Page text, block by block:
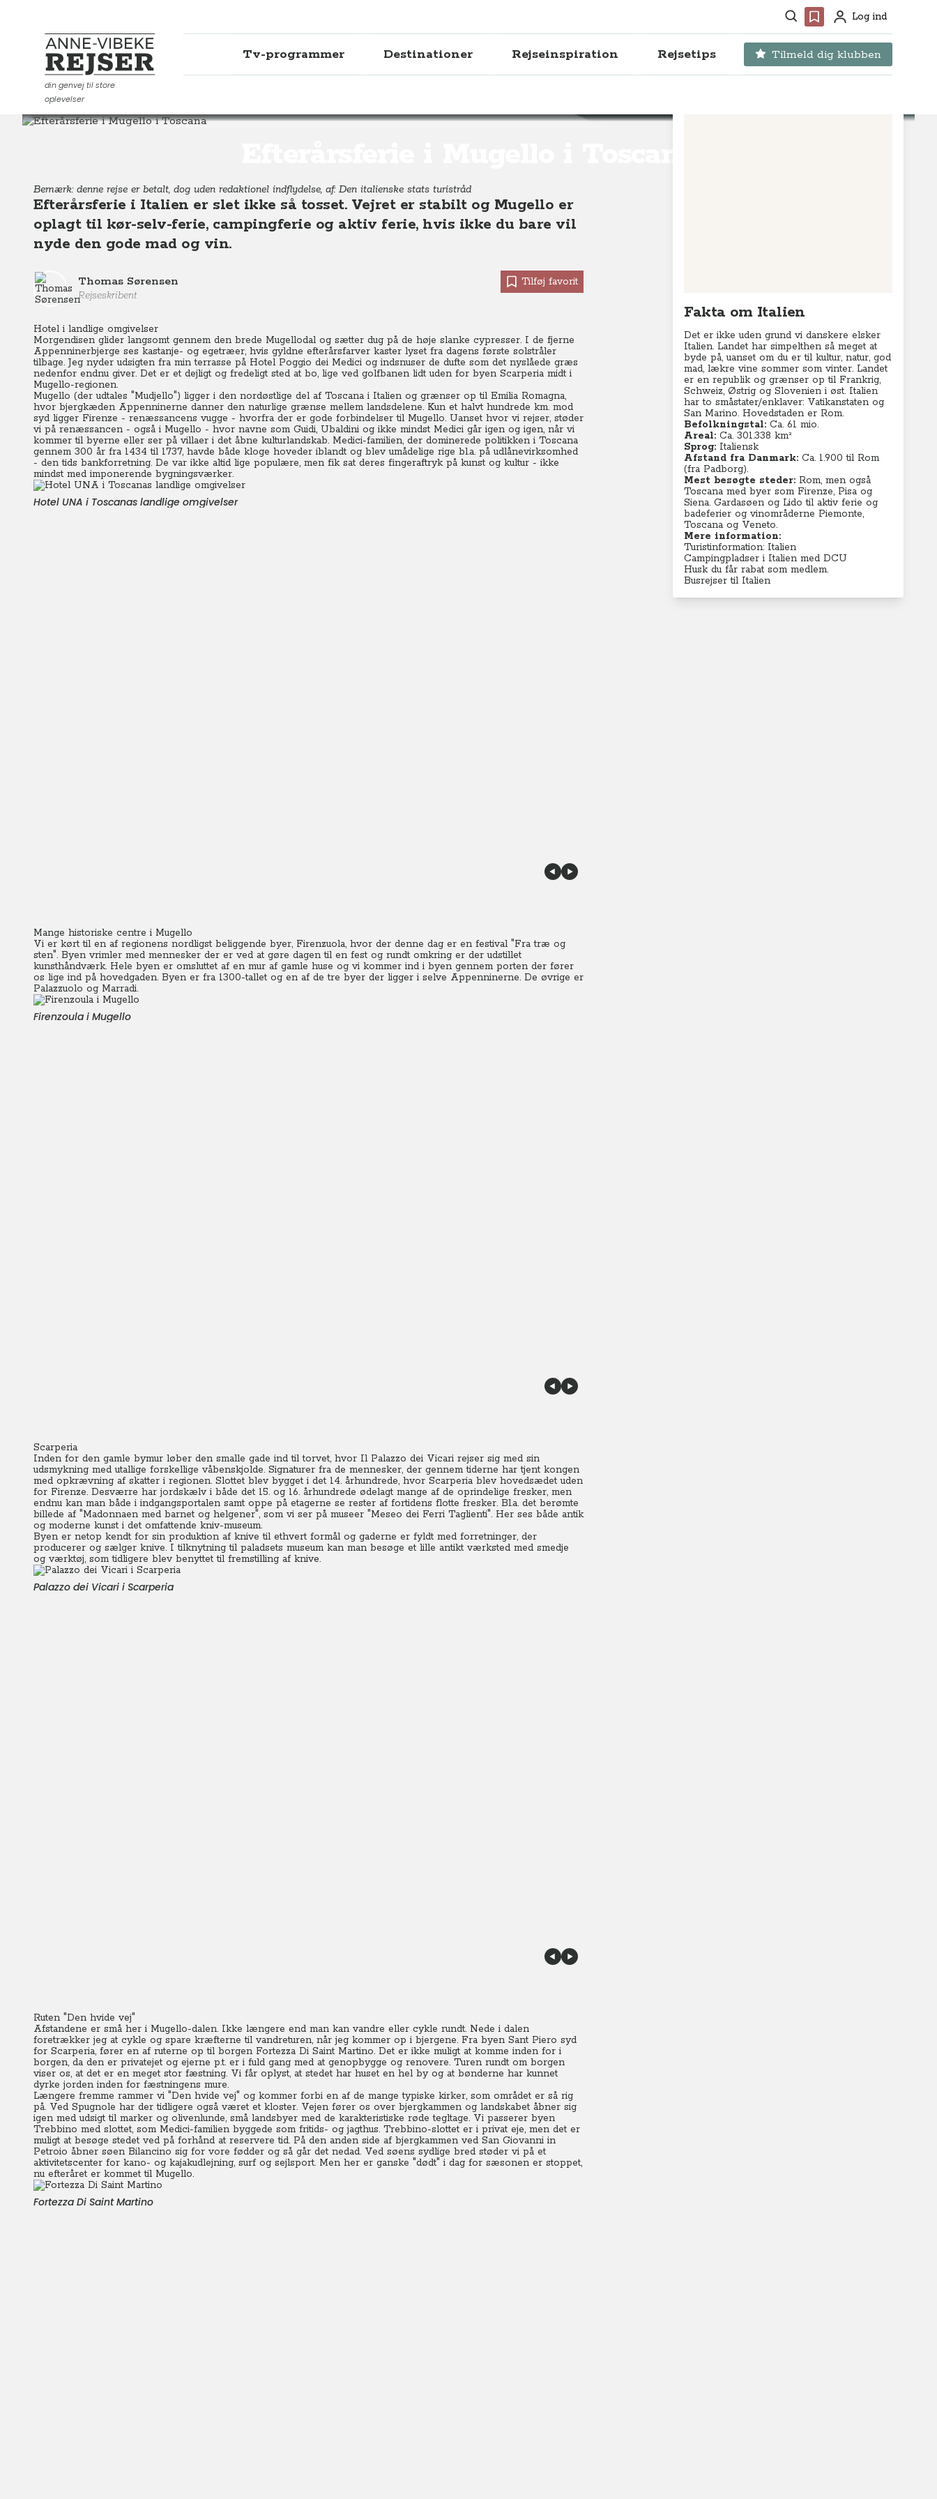
Søg Favoritter
ProfilLog ind
Anne-Vibeke Rejser
din genvej til store
oplevelser
Tv-programmer Destinationer Rejseinspiration Rejsetips Tilmeld dig klubben
Destinationer
Bemærk: denne rejse er betalt, dog uden redaktionel indflydelse, af: Den italienske stats turistråd
Efterårsferie i Italien er slet ikke så tosset. Vejret er stabilt og Mugello er
oplagt til kør-selv-ferie, campingferie og aktiv ferie, hvis ikke du bare vil
nyde den gode mad og vin.
Thomas Sørensen
Rejseskribent
Tilføj favorit
Hotel i landlige omgivelser
Morgendisen glider langsomt gennem den brede Mugellodal og sætter dug på de høje slanke cypresser. I de fjerne
Appenninerbjerge ses kastanje- og egetræer, hvis gyldne efterårsfarver kaster lyset fra dagens første solstråler
tilbage. Jeg nyder udsigten fra min terrasse på Hotel Poggio dei Medici og indsnuser de dufte som det nyslåede græs
nedenfor endnu giver. Det er et dejligt og fredeligt sted at bo, lige ved golfbanen lidt uden for byen Scarperia midt i
Mugello-regionen.
Mugello (der udtales "Mudjello") ligger i den nordøstlige del af Toscana i Italien og grænser op til Emilia Romagna,
hvor bjergkæden Appenninerne danner den naturlige grænse mellem landsdelene. Kun et halvt hundrede km. mod
syd ligger Firenze - renæssancens vugge - hvorfra der er gode forbindelser til Mugello. Uanset hvor vi rejser, støder
vi på renæssancen - også i Mugello - hvor navne som Guidi, Ubaldini og ikke mindst Medici går igen og igen, når vi
kommer til byerne eller ser på villaer i det åbne kulturlandskab. Medici-familien, der dominerede politikken i Toscana
gennem 300 år fra 1434 til 1737, havde både kloge hoveder iblandt og blev umådelige rige bl.a. på udlånevirksomhed
- den tids bankforretning. De var ikke altid lige populære, men fik sat deres fingeraftryk på kunst og kultur - ikke
mindst med imponerende bygningsværker.
Hotel UNA i Toscanas landlige omgivelser
Mange historiske centre i Mugello
Vi er kørt til en af regionens nordligst beliggende byer, Firenzuola, hvor der denne dag er en festival "Fra træ og
sten". Byen vrimler med mennesker der er ved at gøre dagen til en fest og rundt omkring er der udstillet
kunsthåndværk. Hele byen er omsluttet af en mur af gamle huse og vi kommer ind i byen gennem porten der fører
os lige ind på hovedgaden. Byen er fra 1300-tallet og en af de tre byer der ligger i selve Appenninerne. De øvrige er
Palazzuolo og Marradi.
Firenzoula i Mugello
Scarperia
Inden for den gamle bymur løber den smalle gade ind til torvet, hvor Il Palazzo dei Vicari rejser sig med sin
udsmykning med utallige forskellige våbenskjolde. Signaturer fra de mennesker, der gennem tiderne har tjent kongen
med opkrævning af skatter i regionen. Slottet blev bygget i det 14. århundrede, hvor Scarperia blev hovedsædet uden
for Firenze. Desværre har jordskælv i både det 15. og 16. århundrede ødelagt mange af de oprindelige fresker, men
endnu kan man både i indgangsportalen samt oppe på etagerne se rester af fortidens flotte fresker. Bl.a. det berømte
billede af "Madonnaen med barnet og helgener", som vi ser på museer "Meseo dei Ferri Taglienti". Her ses både antik
og moderne kunst i det omfattende kniv-museum.
Byen er netop kendt for sin produktion af knive til ethvert formål og gaderne er fyldt med forretninger, der
producerer og sælger knive. I tilknytning til paladsets museum kan man besøge et lille antikt værksted med smedje
og værktøj, som tidligere blev benyttet til fremstilling af knive.
Palazzo dei Vicari i Scarperia
Ruten "Den hvide vej"
Afstandene er små her i Mugello-dalen. Ikke længere end man kan vandre eller cykle rundt. Nede i dalen
foretrækker jeg at cykle og spare kræfterne til vandreturen, når jeg kommer op i bjergene. Fra byen Sant Piero syd
for Scarperia, fører en af ruterne op til borgen Fortezza Di Saint Martino. Det er ikke muligt at komme inden for i
borgen, da den er privatejet og ejerne p.t. er i fuld gang med at genopbygge og renovere. Turen rundt om borgen
viser os, at det er en meget stor fæstning. Vi får oplyst, at stedet har huset en hel by og at bønderne har kunnet
dyrke jorden inden for fæstningens mure.
Længere fremme rammer vi "Den hvide vej" og kommer forbi en af de mange typiske kirker, som området er så rig
på. Ved Spugnole har der tidligere også været et kloster. Vejen fører os over bjergkammen og landskabet åbner sig
igen med udsigt til marker og olivenlunde, små landsbyer med de karakteristiske røde tegltage. Vi passerer byen
Trebbino med slottet, som Medici-familien byggede som fritids- og jagthus. Trebbino-slottet er i privat eje, men det er
muligt at besøge stedet ved på forhånd at reservere tid. På den anden side af bjergkammen ved San Giovanni in
Petroio åbner søen Bilancino sig for vore fødder og så går det nedad. Ved søens sydlige bred støder vi på et
aktivitetscenter for kano- og kajakudlejning, surf og sejlsport. Men her er ganske "dødt" i dag for sæsonen er stoppet,
nu efteråret er kommet til Mugello.
Fortezza Di Saint Martino
Fakta om Italien
Det er ikke uden grund vi danskere elsker
Italien. Landet har simpelthen så meget at
byde på, uanset om du er til kultur, natur, god
mad, lækre vine sommer som vinter. Landet
er en republik og grænser op til Frankrig,
Schweiz, Østrig og Slovenien i øst. Italien
har to småstater/enklaver: Vatikanstaten og
San Marino. Hovedstaden er Rom.
Befolkningstal: Ca. 61 mio.
Areal: Ca. 301.338 km²
Sprog: Italiensk
Afstand fra Danmark: Ca. 1.900 til Rom
(fra Padborg).
Mest besøgte steder: Rom, men også
Toscana med byer som Firenze, Pisa og
Siena. Gardasøen og Lido til aktiv ferie og
badeferier og vinområderne Piemonte,
Toscana og Veneto.
Mere information:
Turistinformation: Italien
Campingpladser i Italien med DCU
Husk du får rabat som medlem.
Busrejser til Italien